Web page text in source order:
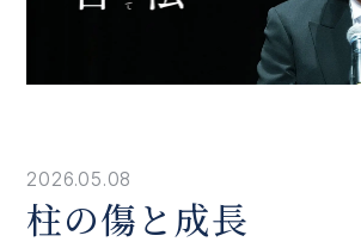
2026.05.08
柱の傷と成長